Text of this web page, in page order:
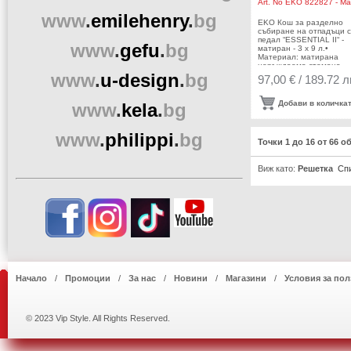
Art. No EKO 822827 -
EKO Кош за разделно
събиране на отпадъци с
педал “ESSENTIAL II“ -
матиран - 3 х 9 л.•
Материал: матирана
неръждаема стомана,
пластмаса• Цвят: инокс /
черен• Вместимост: 3 x
х 41,1 см.• 3 бр.
пластмасови кофи•
Безшумно отваряне и
капака• Функция за
почистване или смяна
за найлонов чувал /
97,00 € / 189.72
Добави в
Точки 1 до 16 от 66
Виж като: Решетка
www.emilehenry.bg
www.gefu.bg
www.u-design.bg
www.kela.bg
www.philippi.bg
Начало Промоции За нас Новини Магазини Условия за
© 2023 Vip Style. All Rights Reserved.